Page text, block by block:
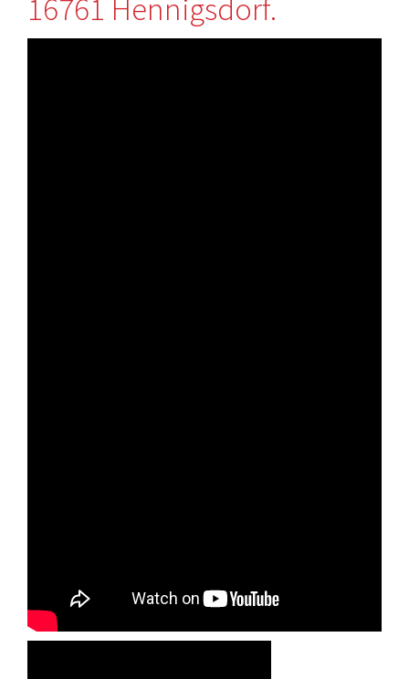
16761 Hennigsdorf.